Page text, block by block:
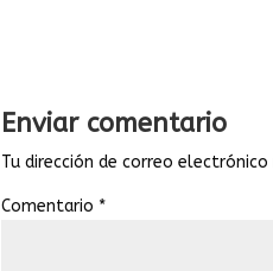
Enviar comentario
Tu dirección de correo electrónico
Comentario *